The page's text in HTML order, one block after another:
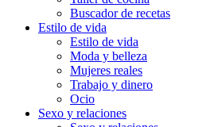
Buscador de recetas
Estilo de vida
Estilo de vida
Moda y belleza
Mujeres reales
Trabajo y dinero
Ocio
Sexo y relaciones